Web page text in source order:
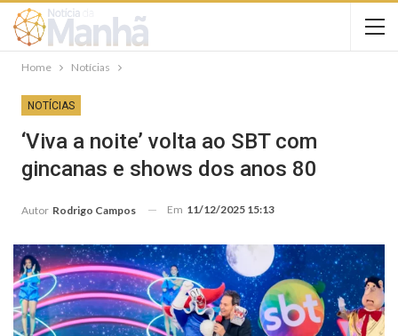
Home Notícias
NOTÍCIAS
‘Viva a noite’ volta ao SBT com
gincanas e shows dos anos 80
Autor Rodrigo Campos Em 11/12/2025 15:13